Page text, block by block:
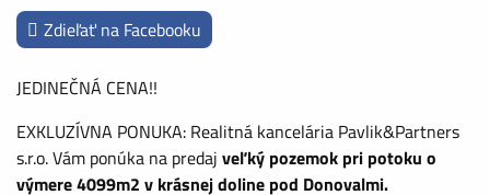
Zdieľať na Facebooku
JEDINEČNÁ CENA!!
EXKLUZÍVNA PONUKA: Realitná kancelária Pavlik&Partners
s.r.o. Vám ponúka na predaj veľký pozemok pri potoku o
výmere 4099m2 v krásnej doline pod Donovalmi.